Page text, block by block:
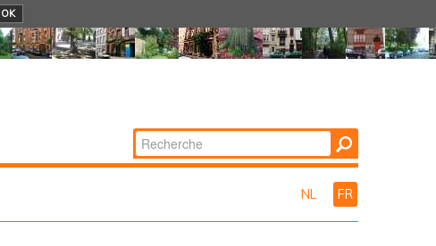
OK
Chercher par
Recherche
NL FR